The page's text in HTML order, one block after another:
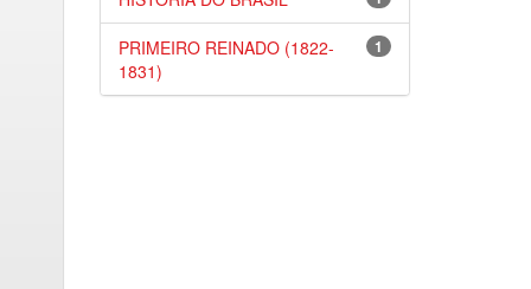
1
PRIMEIRO REINADO (1822-
1831)